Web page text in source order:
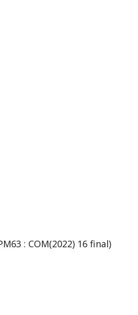
: COM(2022) 16 final)